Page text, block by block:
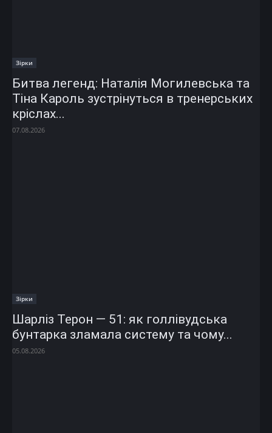
Зірки
Битва легенд: Наталія Могилевська та
Тіна Кароль зустрінуться в тренерських
кріслах...
07.08.2026
Зірки
Шарліз Терон — 51: як голлівудська
бунтарка зламала систему та чому...
05.08.2026